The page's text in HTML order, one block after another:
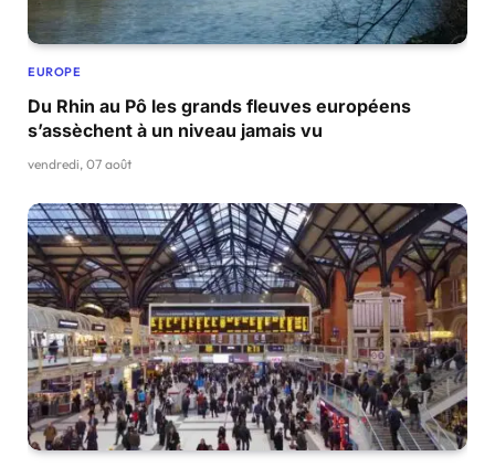
EUROPE
Du Rhin au Pô les grands fleuves européens
s’assèchent à un niveau jamais vu
vendredi, 07 août